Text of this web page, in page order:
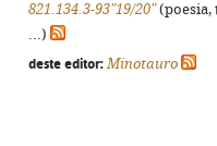
821.134.3-93"19/20"(poesia,
...)
deste editor: Minotauro